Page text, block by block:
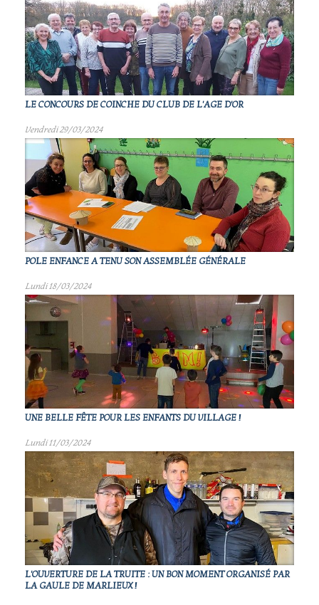
LE CONCOURS DE COINCHE DU CLUB DE L'AGE D'OR
Vendredi 29/03/2024
POLE ENFANCE A TENU SON ASSEMBLÉE GÉNÉRALE
Lundi 18/03/2024
UNE BELLE FÊTE POUR LES ENFANTS DU VILLAGE !
Lundi 11/03/2024
L'OUVERTURE DE LA TRUITE : UN BON MOMENT ORGANISÉ PAR
LA GAULE DE MARLIEUX !